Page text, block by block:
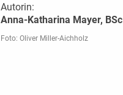
Autorin:
Anna-Katharina Mayer, BSc
Foto: Oliver Miller-Aichholz